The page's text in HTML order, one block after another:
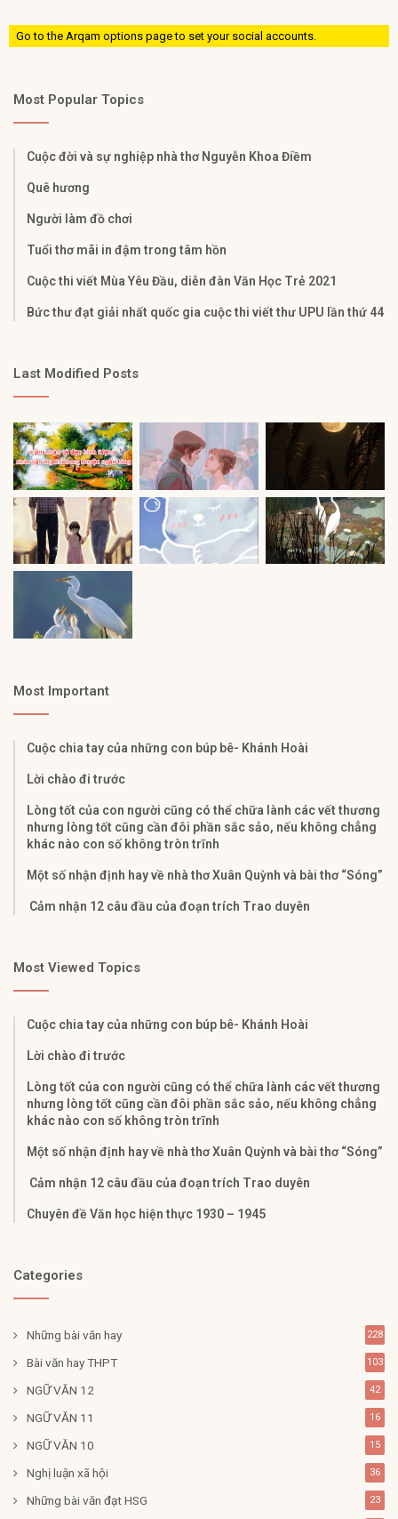
Go to the Arqam options page to set your social accounts.
Most Popular Topics
Cuộc đời và sự nghiệp nhà thơ Nguyễn Khoa Điềm
Quê hương
Người làm đồ chơi
Tuổi thơ mãi in đậm trong tâm hồn
Cuộc thi viết Mùa Yêu Đầu, diễn đàn Văn Học Trẻ 2021
Bức thư đạt giải nhất quốc gia cuộc thi viết thư UPU lần thứ 44
Last Modified Posts
Most Important
Cuộc chia tay của những con búp bê- Khánh Hoài
Lời chào đi trước
Lòng tốt của con người cũng có thể chữa lành các vết thương
nhưng lòng tốt cũng cần đôi phần sắc sảo, nếu không chẳng
khác nào con số không tròn trĩnh
Một số nhận định hay về nhà thơ Xuân Quỳnh và bài thơ “Sóng”
Cảm nhận 12 câu đầu của đoạn trích Trao duyên
Most Viewed Topics
Cuộc chia tay của những con búp bê- Khánh Hoài
Lời chào đi trước
Lòng tốt của con người cũng có thể chữa lành các vết thương
nhưng lòng tốt cũng cần đôi phần sắc sảo, nếu không chẳng
khác nào con số không tròn trĩnh
Một số nhận định hay về nhà thơ Xuân Quỳnh và bài thơ “Sóng”
Cảm nhận 12 câu đầu của đoạn trích Trao duyên
Chuyên đề Văn học hiện thực 1930 – 1945
Categories
Những bài văn hay 228
Bài văn hay THPT 103
NGỮ VĂN 12 42
NGỮ VĂN 11 16
NGỮ VĂN 10 15
Nghị luận xã hội 36
Những bài văn đạt HSG 23